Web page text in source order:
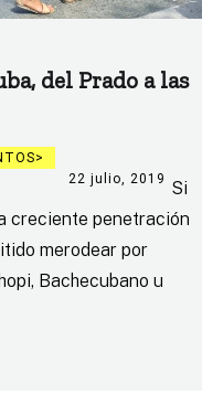
del Prado a las
22 julio, 2019 Si
creciente penetración
merodear por
Bachecubano u